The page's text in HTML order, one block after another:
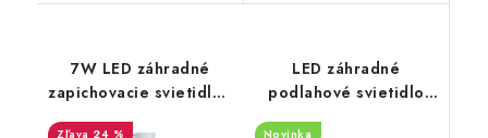
7W LED záhradné
zapichovacie svietidlo -
520lm - biele
24 %
LED záhradné
podlahové svietidlo
GU10 - čierne
Novinka